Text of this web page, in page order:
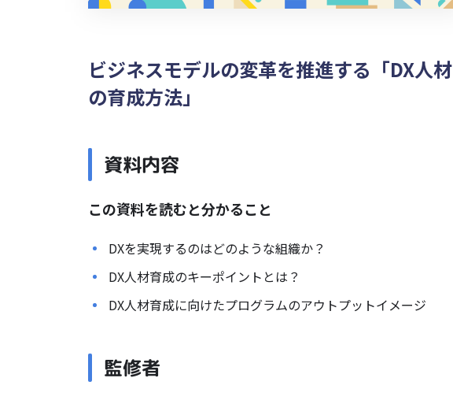
ビジネスモデルの変革を推進する「DX人材
の育成方法」
資料内容
この資料を読むと分かること
DXを実現するのはどのような組織か？
DX人材育成のキーポイントとは？
DX人材育成に向けたプログラムのアウトプットイメージ
監修者